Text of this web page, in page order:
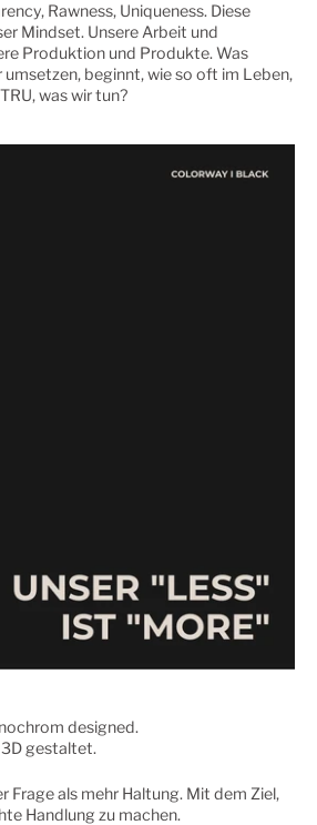
Rawness, Uniqueness. Diese
Mindset. Unsere Arbeit und
Produktion und Produkte. Was
umsetzen, beginnt, wie so oft im Leben,
was wir tun?
designed.
gestaltet.
Frage als mehr Haltung. Mit dem Ziel,
Handlung zu machen.